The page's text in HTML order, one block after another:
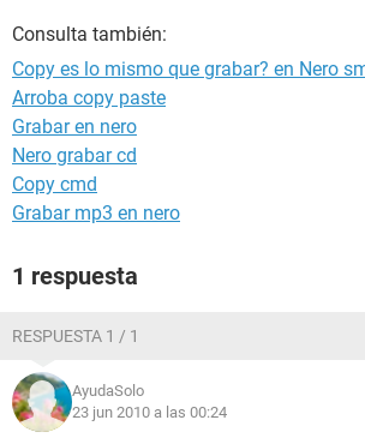
Consulta también:
Copy es lo mismo que grabar? en Nero
Arroba copy paste
Grabar en nero
Nero grabar cd
Copy cmd
Grabar mp3 en nero
1 respuesta
RESPUESTA 1 / 1
AyudaSolo
23 jun 2010 a las 00:24